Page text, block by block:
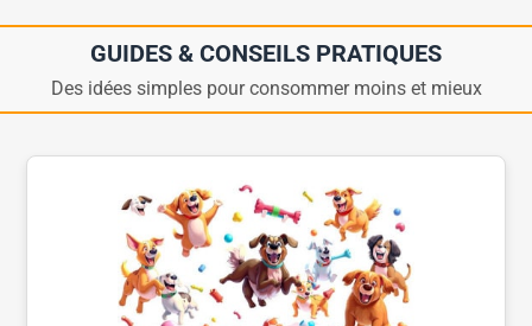
GUIDES & CONSEILS PRATIQUES
Des idées simples pour consommer moins et mieux